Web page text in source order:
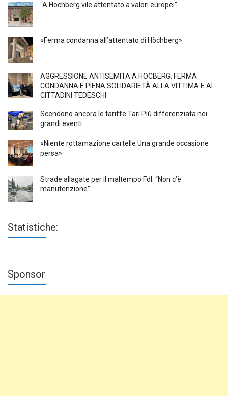
“A Höchberg vile attentato a valori europei”
«Ferma condanna all’attentato di Höchberg»
AGGRESSIONE ANTISEMITA A HÖCBERG: FERMA
CONDANNA E PIENA SOLIDARIETÀ ALLA VITTIMA E AI
CITTADINI TEDESCHI
Scendono ancora le tariffe Tari Più differenziata nei
grandi eventi
«Niente rottamazione cartelle Una grande occasione
persa»
Strade allagate per il maltempo FdI: “Non c’è
manutenzione”
Statistiche:
Sponsor